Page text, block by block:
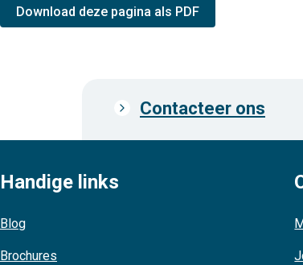
Download deze pagina als PDF
Prefooter
Contacteer ons
Handige links
Blog
Brochures